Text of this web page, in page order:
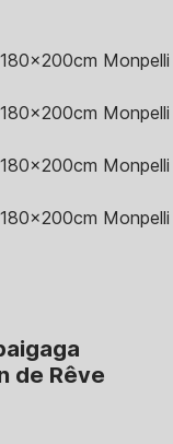
de Rêve